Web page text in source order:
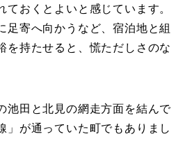
ておくとよいと感じています。
足寄へ向かうなど、宿泊地と組
を持たせると、慌ただしさのな
池田と北見の網走方面を結んで
」が通っていた町でもありまし